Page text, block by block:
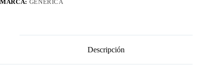
MARCA: GENERICA
Descripción